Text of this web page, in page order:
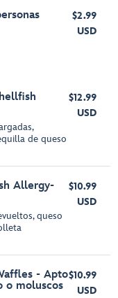
$2.99
USD
de queso
$12.99
USD
Allergy-
queso
$10.99
USD
- Apto
o moluscos
$10.99
USD